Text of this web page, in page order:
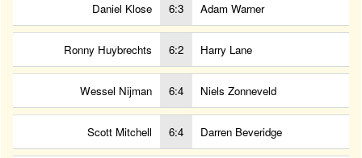
Daniel Klose 6:3 Adam Warner
Ronny Huybrechts 6:2 Harry Lane
Wessel Nijman 6:4 Niels Zonneveld
Scott Mitchell 6:4 Darren Beveridge